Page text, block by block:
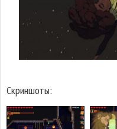
Скриншоты: